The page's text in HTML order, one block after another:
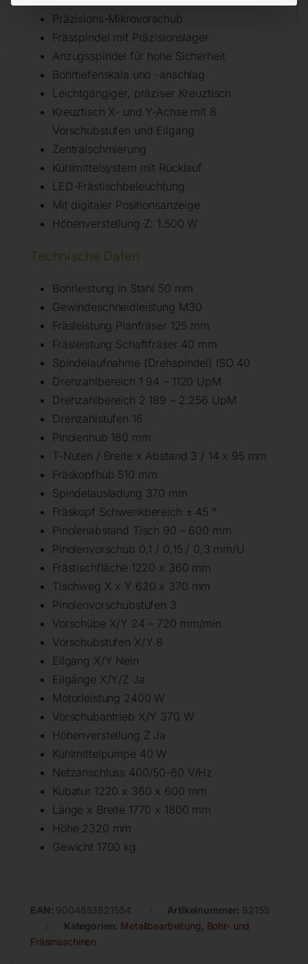
Präzisions-Mikrovorschub
Frässpindel mit Präzisionslager
Anzugsspindel für hohe Sicherheit
Bohrtiefenskala und -anschlag
Leichtgängiger, präziser Kreuztisch
Kreuztisch X- und Y-Achse mit 8
Vorschubstufen und Eilgang
Zentralschmierung
Kühlmittelsystem mit Rücklauf
LED-Frästischbeleuchtung
Mit digitaler Positionsanzeige
Höhenverstellung Z: 1.500 W
Technische Daten
Bohrleistung in Stahl 50 mm
Gewindeschneidleistung M30
Fräsleistung Planfräser 125 mm
Fräsleistung Schaftfräser 40 mm
Spindelaufnahme (Drehspindel) ISO 40
Drehzahlbereich 1 94 – 1120 UpM
Drehzahlbereich 2 189 – 2.256 UpM
Drehzahlstufen 16
Pinolenhub 180 mm
T-Nuten / Breite x Abstand 3 / 14 x 95 mm
Fräskopfhub 510 mm
Spindelausladung 370 mm
Fräskopf Schwenkbereich ± 45 °
Pinolenabstand Tisch 90 – 600 mm
Pinolenvorschub 0,1 / 0,15 / 0,3 mm/U
Frästischfläche 1220 x 360 mm
Tischweg X x Y 620 x 370 mm
Pinolenvorschubstufen 3
Vorschübe X/Y 24 – 720 mm/min
Vorschubstufen X/Y 8
Eilgang X/Y Nein
Eilgänge X/Y/Z Ja
Motorleistung 2400 W
Vorschubantrieb X/Y 370 W
Höhenverstellung Z Ja
Kühlmittelpumpe 40 W
Netzanschluss 400/50-60 V/Hz
Kubatur 1220 x 360 x 600 mm
Länge x Breite 1770 x 1800 mm
Höhe 2320 mm
Gewicht 1700 kg
EAN: 9004853821554 Artikelnummer: 82155
Kategorien: Metallbearbeitung Bohr- und
Fräsmaschinen